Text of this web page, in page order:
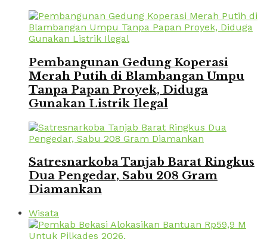
Pembangunan Gedung Koperasi
Merah Putih di Blambangan Umpu
Tanpa Papan Proyek, Diduga
Gunakan Listrik Ilegal
Satresnarkoba Tanjab Barat Ringkus
Dua Pengedar, Sabu 208 Gram
Diamankan
Wisata